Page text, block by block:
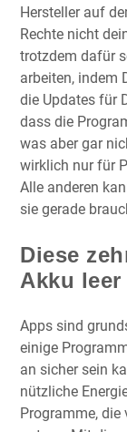
Hersteller auf
Rechte nicht
trotzdem dafür
arbeiten, indem
die Updates für
dass die
was aber gar
wirklich nur für
Alle anderen
sie gerade
Diese
Akku leer
Apps sind
einige
an sicher sein
nützliche
Programme, die